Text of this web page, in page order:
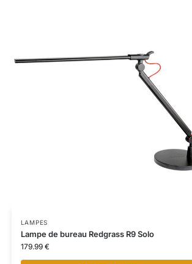
LAMPES
Lampe de bureau Redgrass R9 Solo
179.99 €